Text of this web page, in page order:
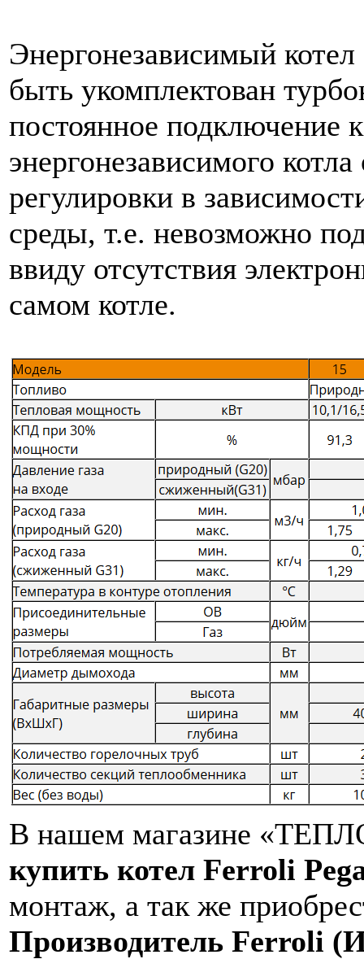
Энергонезависимый
быть укомплектован
постоянное подключение
энергонезависимого
регулировки в
среды, т.е. невозможно
ввиду отсутствия
самом котле.
В нашем магазине
купить котел Ferroli
монтаж, а так же
Производитель Ferroli